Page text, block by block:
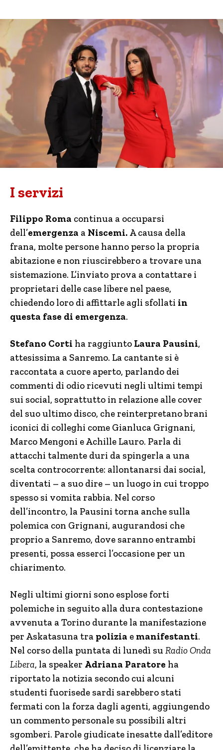
I servizi
Filippo Roma continua a occuparsi
dell’emergenza a Niscemi. A causa della
frana, molte persone hanno perso la propria
abitazione e non riuscirebbero a trovare una
sistemazione. L’inviato prova a contattare i
proprietari delle case libere nel paese,
chiedendo loro di affittarle agli sfollati in
questa fase di emergenza.
Stefano Corti ha raggiunto Laura Pausini,
attesissima a Sanremo. La cantante si è
raccontata a cuore aperto, parlando dei
commenti di odio ricevuti negli ultimi tempi
sui social, soprattutto in relazione alle cover
del suo ultimo disco, che reinterpretano brani
iconici di colleghi come Gianluca Grignani,
Marco Mengoni e Achille Lauro. Parla di
attacchi talmente duri da spingerla a una
scelta controcorrente: allontanarsi dai social,
diventati – a suo dire – un luogo in cui troppo
spesso si vomita rabbia. Nel corso
dell’incontro, la Pausini torna anche sulla
polemica con Grignani, augurandosi che
proprio a Sanremo, dove saranno entrambi
presenti, possa esserci l’occasione per un
chiarimento.
Negli ultimi giorni sono esplose forti
polemiche in seguito alla dura contestazione
avvenuta a Torino durante la manifestazione
per Askatasuna tra polizia e manifestanti.
Nel corso della puntata di lunedì su Radio Onda
Libera, la speaker Adriana Paratore ha
riportato la notizia secondo cui alcuni
studenti fuorisede sardi sarebbero stati
fermati con la forza dagli agenti, aggiungendo
un commento personale su possibili altri
sgomberi. Parole giudicate inesatte dall’editore